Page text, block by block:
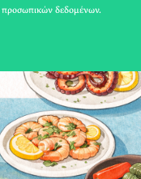
προσωπικών δεδομένων.